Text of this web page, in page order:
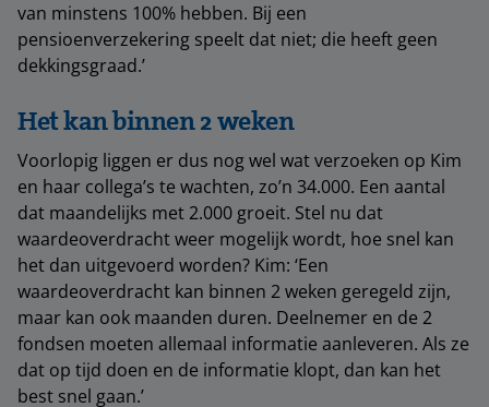
van minstens 100% hebben. Bij een
pensioenverzekering speelt dat niet; die heeft geen
dekkingsgraad.’
Het kan binnen 2 weken
Voorlopig liggen er dus nog wel wat verzoeken op Kim
en haar collega’s te wachten, zo’n 34.000. Een aantal
dat maandelijks met 2.000 groeit. Stel nu dat
waardeoverdracht weer mogelijk wordt, hoe snel kan
het dan uitgevoerd worden? Kim: ‘Een
waardeoverdracht kan binnen 2 weken geregeld zijn,
maar kan ook maanden duren. Deelnemer en de 2
fondsen moeten allemaal informatie aanleveren. Als ze
dat op tijd doen en de informatie klopt, dan kan het
best snel gaan.’